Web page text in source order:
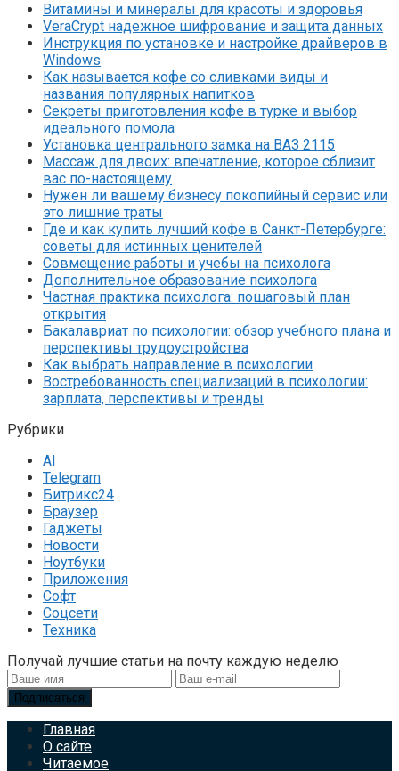
Витамины и минералы для красоты и здоровья
VeraCrypt надежное шифрование и защита данных
Инструкция по установке и настройке драйверов в
Windows
Как называется кофе со сливками виды и
названия популярных напитков
Секреты приготовления кофе в турке и выбор
идеального помола
Установка центрального замка на ВАЗ 2115
Массаж для двоих: впечатление, которое сблизит
вас по-настоящему
Нужен ли вашему бизнесу покопийный сервис или
это лишние траты
Где и как купить лучший кофе в Санкт-Петербурге:
советы для истинных ценителей
Совмещение работы и учебы на психолога
Дополнительное образование психолога
Частная практика психолога: пошаговый план
открытия
Бакалавриат по психологии: обзор учебного плана и
перспективы трудоустройства
Как выбрать направление в психологии
Востребованность специализаций в психологии:
зарплата, перспективы и тренды
Рубрики
AI
Telegram
Битрикс24
Браузер
Гаджеты
Новости
Ноутбуки
Приложения
Софт
Соцсети
Техника
Получай лучшие статьи на почту каждую неделю
Подписаться
Главная
О сайте
Читаемое